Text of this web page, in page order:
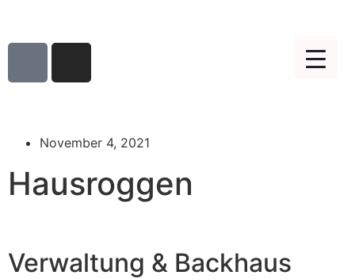
November 4, 2021
Hausroggen
Verwaltung & Backhaus